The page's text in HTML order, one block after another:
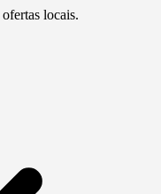
locais.